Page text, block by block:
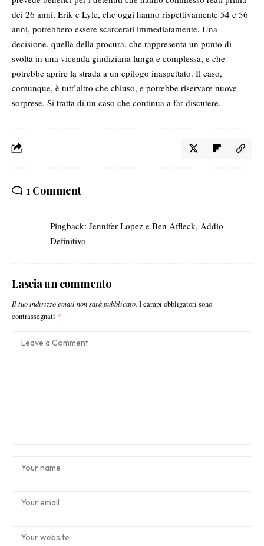
dei 26 anni, Erik e Lyle, che oggi hanno rispettivamente 54 e 56
anni, potrebbero essere scarcerati immediatamente. Una
decisione, quella della procura, che rappresenta un punto di
svolta in una vicenda giudiziaria lunga e complessa, e che
potrebbe aprire la strada a un epilogo inaspettato. Il caso,
comunque, è tutt’altro che chiuso, e potrebbe riservare nuove
sorprese. Si tratta di un caso che continua a far discutere.
1 Comment
Pingback: Jennifer Lopez e Ben Affleck, Addio
Definitivo
Lascia un commento
Il tuo indirizzo email non sarà pubblicato. I campi obbligatori sono
contrassegnati *